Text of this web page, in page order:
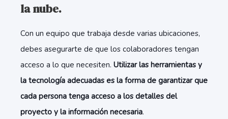
la nube.
Con un equipo que trabaja desde varias ubicaciones,
debes asegurarte de que los colaboradores tengan
acceso a lo que necesiten. Utilizar las herramientas y
la tecnología adecuadas es la forma de garantizar que
cada persona tenga acceso a los detalles del
proyecto y la información necesaria.